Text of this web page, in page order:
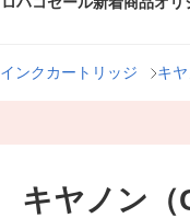
インクカートリッジ キ
キヤノン（